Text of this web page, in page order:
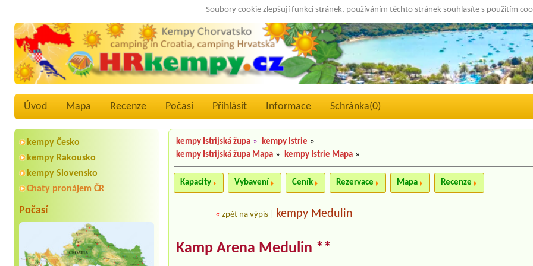
Soubory cookie zlepšují funkci stránek, používáním těchto stránek souhlasíte s použitím
Úvod Mapa Recenze Počasí Přihlásit Informace Schránka(0)
kempy Česko
kempy Rakousko
kempy Slovensko
Chaty pronájem ČR
Počasí
kempy Istrijská župa » kempy Istrie »
kempy Istrijská župa Mapa » kempy Istrie Mapa »
Kapacity Vybavení Ceník Rezervace Mapa Recenze
«zpět na výpis kempy Medulin
Kamp Arena Medulin **